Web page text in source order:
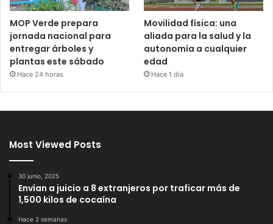
MOP Verde prepara
jornada nacional para
entregar árboles y
plantas este sábado
Hace 24 horas
Movilidad física: una
aliada para la salud y la
autonomía a cualquier
edad
Hace 1 día
Most Viewed Posts
30 junio, 2025
Envían a juicio a 8 extranjeros por traficar más de
1,500 kilos de cocaína
Hace 2 semanas